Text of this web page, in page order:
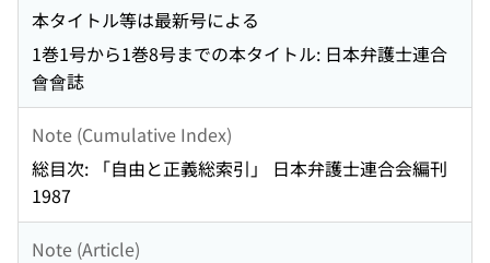
本タイトル等は最新号による
1巻1号から1巻8号までの本タイトル: 日本弁護士連合
會會誌
Note (Cumulative Index)
総目次: 「自由と正義総索引」 日本弁護士連合会編刊
1987
Note (Article)